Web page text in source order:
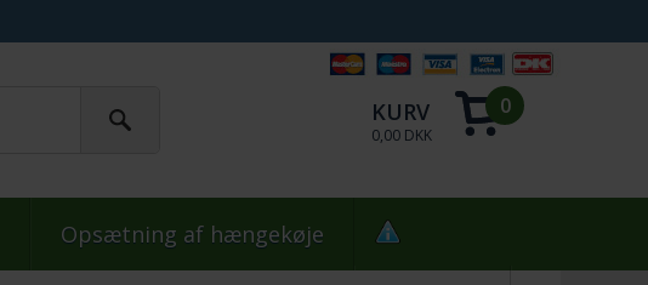
KURV
0,00 DKK
0
Opsætning af hængekøje